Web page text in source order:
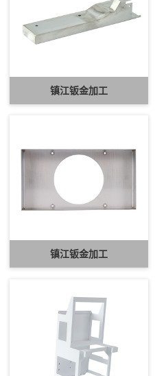
镇江钣金加工
镇江钣金加工